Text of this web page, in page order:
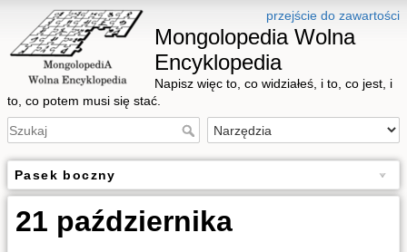
przejście do zawartości
Mongolopedia Wolna
Encyklopedia
Napisz więc to, co widziałeś, i to, co jest, i
to, co potem musi się stać.
Pasek boczny
21 października